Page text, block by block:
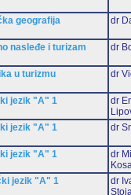
geografija dr
nasleđe i turizam dr
u turizmu dr
jezik "A" 1
dr
jezik "A" 1 dr
jezik "A" 1
dr
jezik "A" 1
dr